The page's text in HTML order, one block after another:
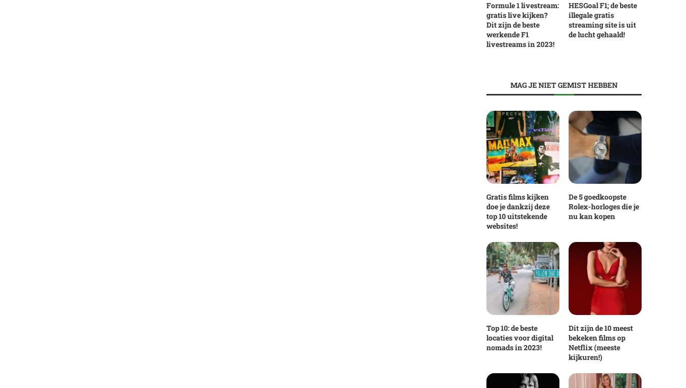
Formule 1 livestream:
gratis live kijken?
Dit zijn de beste
werkende F1
livestreams in 2023!
HESGoal F1; de beste
illegale gratis
streaming site is uit
de lucht gehaald!
MAG JE NIET GEMIST HEBBEN
Gratis films kijken
doe je dankzij deze
top 10 uitstekende
websites!
De 5 goedkoopste
Rolex-horloges die je
nu kan kopen
Top 10: de beste
locaties voor digital
nomads in 2023!
Dit zijn de 10 meest
bekeken films op
Netflix (meeste
kijkuren!)